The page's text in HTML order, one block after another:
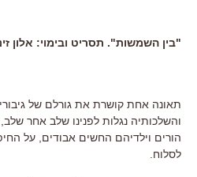
"בין השמשות". תסריט ובימוי: אלון
תאונה אחת קושרת את גורלם של
והשלכותיה נגלות לפנינו שלב אחר
הורים וילדיהם החשים אבודים, על
לסלוח.